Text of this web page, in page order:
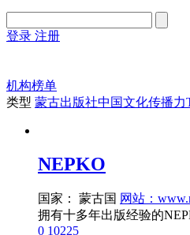
登录 注册
机构榜单
类型 蒙古出版社中国文化传播力
NEPKO
国家： 蒙古国 网站：
0 10225